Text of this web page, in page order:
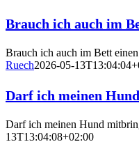
Brauch ich auch im
Brauch ich auch im Bett
Ruech2026-05-
Darf ich meinen
Darf ich meinen Hund
13T13:04:08+02:00